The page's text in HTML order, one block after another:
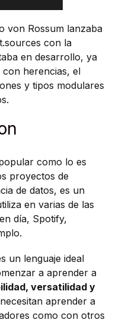
von Rossum lanzaba
con la
en desarrollo, ya
con herencias, el
y tipos modulares
como lo es
proyectos de
de datos, es un
en varias de las
día, Spotify,
un lenguaje ideal
a aprender a
versatilidad y
aprender a
como con otros